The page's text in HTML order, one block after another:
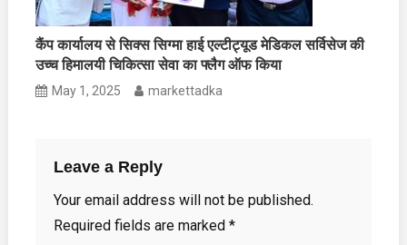
कैंप कार्यालय से सिक्स सिग्मा हाई एल्टीट्यूड मेडिकल सर्विसेज की
उच्च हिमालयी चिकित्सा सेवा का फ्लैग ऑफ किया
May 1, 2025 markettadka
Leave a Reply
Your email address will not be published.
Required fields are marked *